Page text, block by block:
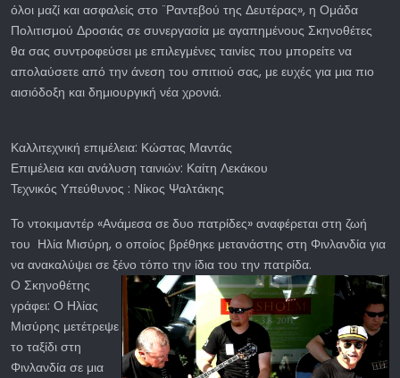
όλοι μαζί και ασφαλείς στο ¨Ραντεβού της Δευτέρας», η Ομάδα
Πολιτισμού Δροσιάς σε συνεργασία με αγαπημένους Σκηνοθέτες
θα σας συντροφεύσει με επιλεγμένες ταινίες που μπορείτε να
απολαύσετε από την άνεση του σπιτιού σας, με ευχές για μια πιο
αισιόδοξη και δημιουργική νέα χρονιά.
Καλλιτεχνική επιμέλεια: Κώστας Μαντάς
Επιμέλεια και ανάλυση ταινιών: Καίτη Λεκάκου
Τεχνικός Υπεύθυνος : Νίκος Ψαλτάκης
Το ντοκιμαντέρ «Ανάμεσα σε δυο πατρίδες» αναφέρεται στη ζωή
του Ηλία Μισύρη, ο οποίος βρέθηκε μετανάστης στη Φινλανδία για
να ανακαλύψει σε ξένο τόπο την ίδια του την πατρίδα.
Ο Σκηνοθέτης
γράφει: Ο Ηλίας
Μισύρης μετέτρεψε
το ταξίδι στη
Φινλανδία σε μια